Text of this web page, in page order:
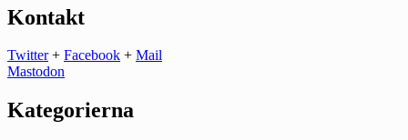
Kontakt
Twitter+ Facebook + Mail
Mastodon
Kategorierna